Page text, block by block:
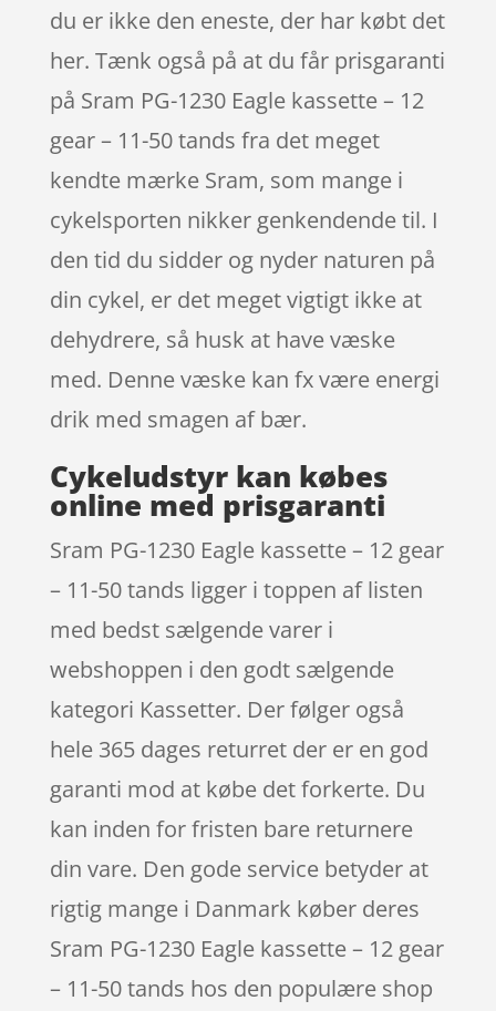
du er ikke den eneste, der har købt det
her. Tænk også på at du får prisgaranti
på Sram PG-1230 Eagle kassette – 12
gear – 11-50 tands fra det meget
kendte mærke Sram, som mange i
cykelsporten nikker genkendende til. I
den tid du sidder og nyder naturen på
din cykel, er det meget vigtigt ikke at
dehydrere, så husk at have væske
med. Denne væske kan fx være energi
drik med smagen af bær.
Cykeludstyr kan købes
online med prisgaranti
Sram PG-1230 Eagle kassette – 12 gear
– 11-50 tands ligger i toppen af listen
med bedst sælgende varer i
webshoppen i den godt sælgende
kategori Kassetter. Der følger også
hele 365 dages returret der er en god
garanti mod at købe det forkerte. Du
kan inden for fristen bare returnere
din vare. Den gode service betyder at
rigtig mange i Danmark køber deres
Sram PG-1230 Eagle kassette – 12 gear
– 11-50 tands hos den populære shop